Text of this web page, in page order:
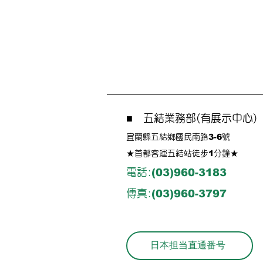
■ 五結業務部(有展示中心)
宜蘭縣五結鄉國民南路3-6號
★​首都客運五結站徒步1分鐘​★​
電話:(03)960-3183
傳真:(03)960-3797
日本担当直通番号